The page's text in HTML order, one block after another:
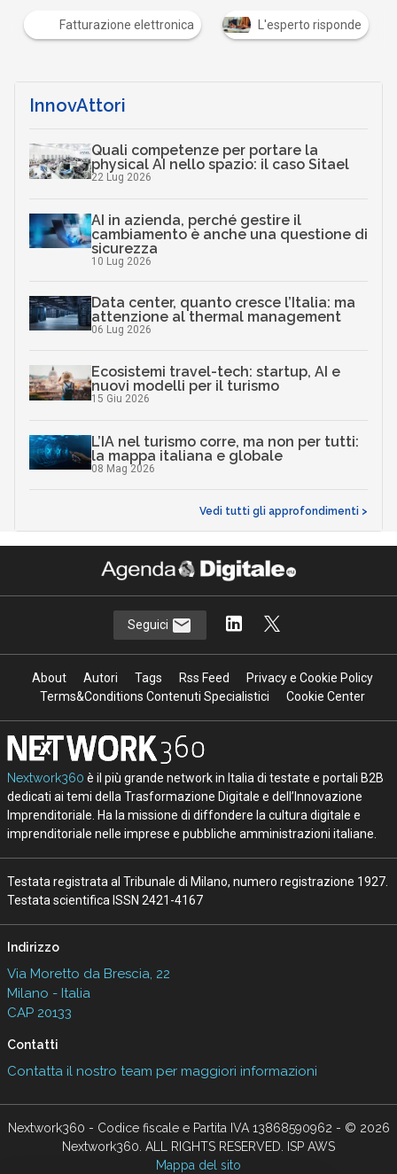
Fatturazione elettronica L'esperto risponde
InnovAttori
Quali competenze per portare la
physical AI nello spazio: il caso Sitael
22 Lug 2026
AI in azienda, perché gestire il
cambiamento è anche una questione di
sicurezza
10 Lug 2026
Data center, quanto cresce l’Italia: ma
attenzione al thermal management
06 Lug 2026
Ecosistemi travel-tech: startup, AI e
nuovi modelli per il turismo
15 Giu 2026
L’IA nel turismo corre, ma non per tutti:
la mappa italiana e globale
08 Mag 2026
Vedi tutti gli approfondimenti >
Seguici
About Autori Tags Rss Feed
Privacy e Cookie Policy
Terms&Conditions Contenuti Specialistici
Cookie Center
Nextwork360 è il più grande network in Italia di testate e portali B2B
dedicati ai temi della Trasformazione Digitale e dell’Innovazione
Imprenditoriale. Ha la missione di diffondere la cultura digitale e
imprenditoriale nelle imprese e pubbliche amministrazioni italiane.
Testata registrata al Tribunale di Milano, numero registrazione 1927.
Testata scientifica ISSN 2421-4167
Indirizzo
Via Moretto da Brescia, 22
Milano - Italia
CAP 20133
Contatti
Contatta il nostro team per maggiori informazioni
Nextwork360 - Codice fiscale e Partita IVA 13868590962 - © 2026
Nextwork360. ALL RIGHTS RESERVED. ISP AWS
Mappa del sito